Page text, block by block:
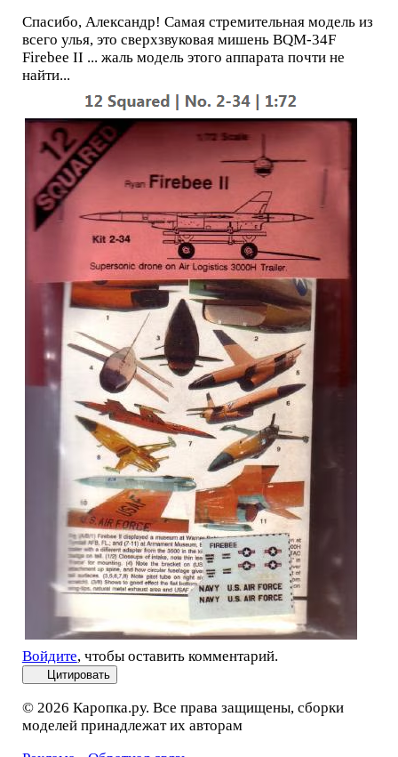
Спасибо, Александр! Самая стремительная модель из
всего улья, это сверхзвуковая мишень BQM-34F
Firebee II ... жаль модель этого аппарата почти не
найти...
Войдите, чтобы оставить комментарий.
Цитировать
© 2026 Каропка.ру. Все права защищены, сборки
моделей принадлежат их авторам